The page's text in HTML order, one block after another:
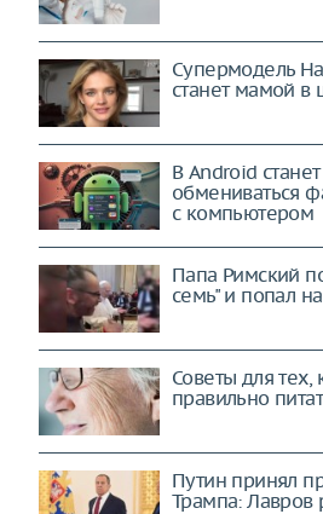
Супермодель
станет мамой в
В Android
обмениваться
с компьютером
Папа Римский
семь" и попал
Советы для тех,
правильно
Путин принял
Трампа: Лавров